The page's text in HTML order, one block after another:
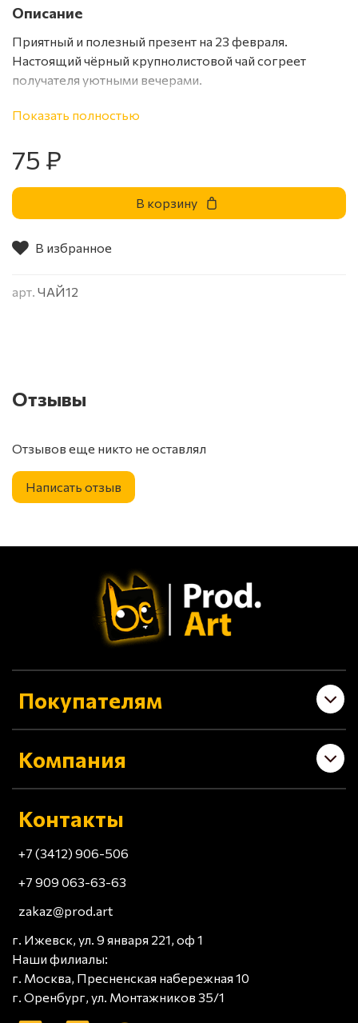
В избранное
арт. ЧАЙ12
Описание
Приятный и полезный презент на 23 февраля.
Настоящий чёрный крупнолистовой чай согреет
получателя уютными вечерами.
Настоящий терпкий и ароматный чёрный чай в
Приятный подарок для близкого человека.
Показать полностью
75 ₽
В корзину
Отзывы
Отзывов еще никто не оставлял
Написать отзыв
Покупателям
Компания
Контакты
+7 (3412) 906-506
+7 909 063-63-63
zakaz@prod.art
г. Ижевск, ул. 9 января 221, оф 1
Наши филиалы:
г. Москва, Пресненская набережная 10
г. Оренбург, ул. Монтажников 35/1